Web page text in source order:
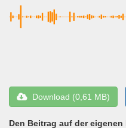
Download (0,61 MB)
Den Beitrag auf der